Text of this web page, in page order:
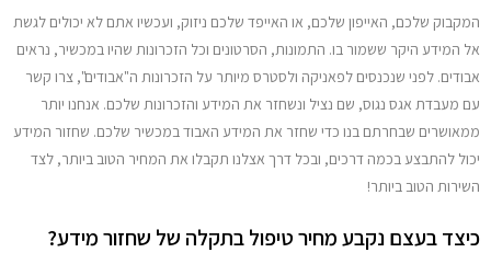
מחשבי אפל משומשים
שירות תיקונים למכשירי אפל
המקבוק שלכם, האייפון שלכם, או האייפד שלכם ניזוק, ועכשיו אתם לא יכולים לגשת
אל המידע היקר ששמור בו. התמונות, הסרטונים וכל הזכרונות שהיו במכשיר, נראים
אבודים. לפני שנכנסים לפאניקה ולסטרס מיותר על הזכרונות ה"אבודים", צרו קשר
עם מעבדת אגס נגוס, שם נציל ונשחזר את המידע והזכרונות שלכם. אנחנו יותר
ממאושרים שבחרתם בנו כדי שחזר את המידע האבוד במכשיר שלכם. שחזור המידע
יכול להתבצע בכמה דרכים, ובכל דרך אצלנו תקבלו את המחיר הטוב ביותר, לצד
השירות הטוב ביותר!
כיצד בעצם נקבע מחיר טיפול בתקלה של שחזור מידע?